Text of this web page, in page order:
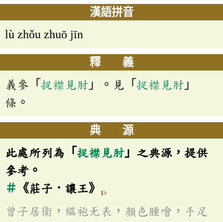
漢語拼音
lù zhǒu zhuō jīn
釋 義
義參「 捉襟見肘 」。見「 捉襟見肘 」
條。
典 源
此處所列為「捉襟見肘 」之典源，提供
參考。
＃ 《莊子．讓王》 1>
曾子居衛，縕袍无表，顏色腫噲，手足